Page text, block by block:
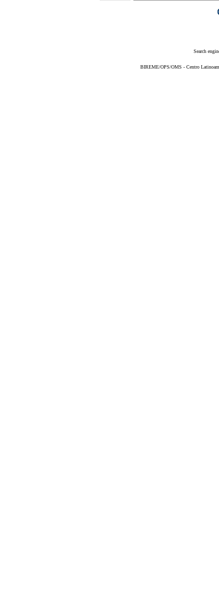
Search
BIREME/OPS/OMS - Centro